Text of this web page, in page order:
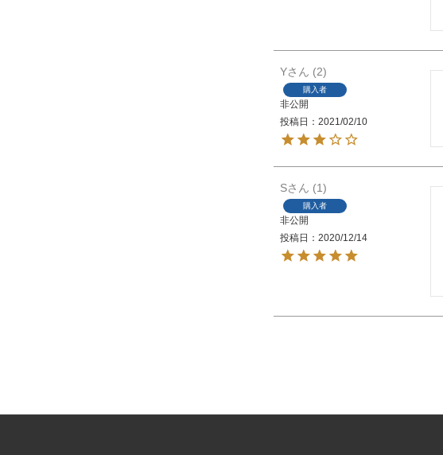
Y 2
購入者
非公開
投稿日
2021/02/10
S 1
購入者
非公開
投稿日
2020/12/14